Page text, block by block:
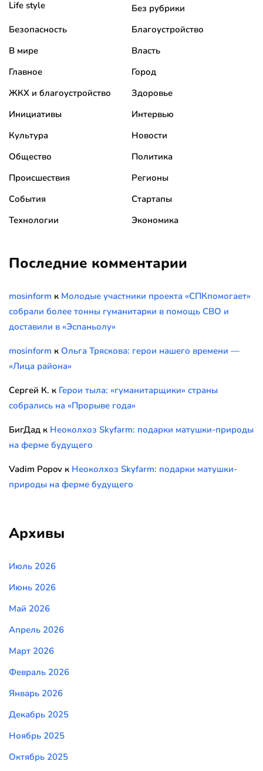
Life style
Без рубрики
Безопасность
Благоустройство
В мире
Власть
Главное
Город
ЖКХ и благоустройство
Здоровье
Инициативы
Интервью
Культура
Новости
Общество
Политика
Происшествия
Регионы
События
Стартапы
Технологии
Экономика
Последние комментарии
mosinform к Молодые участники проекта «СПКпомогает»
собрали более тонны гуманитарки в помощь СВО и
доставили в «Эспаньолу»
mosinform к Ольга Тряскова: герои нашего времени —
«Лица района»
Сергей К. к Герои тыла: «гуманитарщики» страны
собрались на «Прорыве года»
БигДад к Неоколхоз Skyfarm: подарки матушки-природы
на ферме будущего
Vadim Popov к Неоколхоз Skyfarm: подарки матушки-
природы на ферме будущего
Архивы
Июль 2026
Июнь 2026
Май 2026
Апрель 2026
Март 2026
Февраль 2026
Январь 2026
Декабрь 2025
Ноябрь 2025
Октябрь 2025